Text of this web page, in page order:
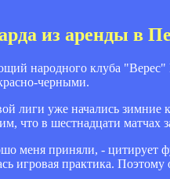
из аренды в
народного клуба
черными.
лиги уже начались
что в шестнадцати матчах
меня приняли, - цитирует
игровая практика.